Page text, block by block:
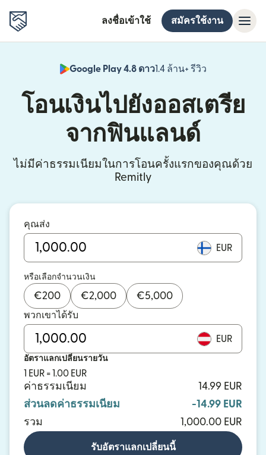
ลงชื่อเข้าใช้ สมัครใช้งาน
Google Play 4.8 ดาว1.4 ล้าน+ รีวิว
(เปิดในหน้าต่
โอนเงินไปยังออสเตรีย
จากฟินแลนด์
ไม่มีค่าธรรมเนียมในการโอนครั้งแรกของคุณด้วย
Remitly
คุณส่ง
EUR
หรือเลือกจำนวนเงิน
€200 €2,000 €5,000
พวกเขาได้รับ
EUR
อัตราแลกเปลี่ยนรายวัน
1 EUR = 1.00 EUR
ค่าธรรมเนียม
14.99 EUR
ส่วนลดค่าธรรมเนียม
-14.99 EUR
รวม
1,000.00 EUR
รับอัตราแลกเปลี่ยนนี้